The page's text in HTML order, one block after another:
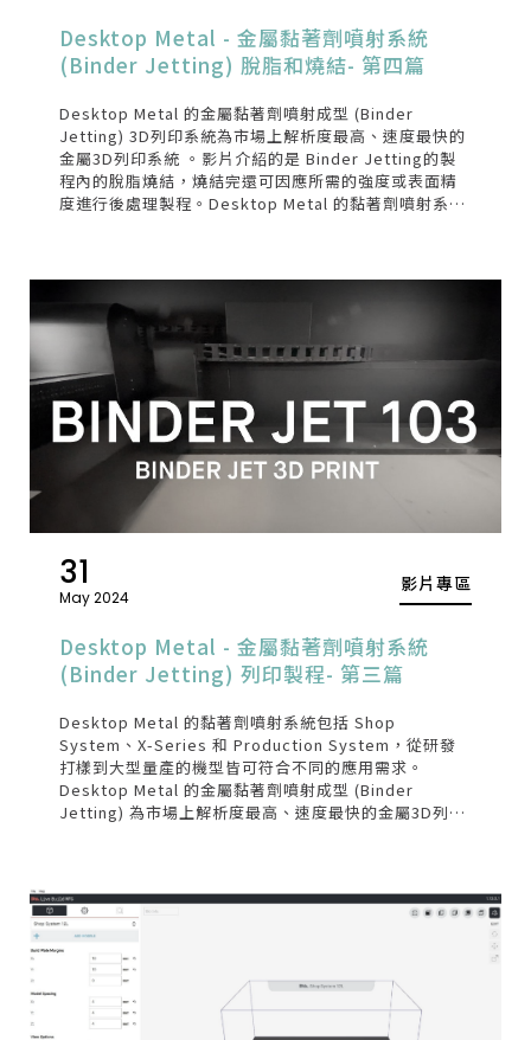
Desktop Metal - 金屬黏著劑噴射系統
(Binder Jetting) 脫脂和燒結- 第四篇
Desktop Metal 的金屬黏著劑噴射成型 (Binder
Jetting) 3D列印系統為市場上解析度最高、速度最快的
金屬3D列印系統 。影片介紹的是 Binder Jetting的製
程內的脫脂燒結，燒結完還可因應所需的強度或表面精
度進行後處理製程。Desktop Metal 的黏著劑噴射系統
31
May 2024
影片專區
Desktop Metal - 金屬黏著劑噴射系統
(Binder Jetting) 列印製程- 第三篇
Desktop Metal 的黏著劑噴射系統包括 Shop
System、X-Series 和 Production System，從研發
打樣到大型量產的機型皆可符合不同的應用需求。
Desktop Metal 的金屬黏著劑噴射成型 (Binder
Jetting) 為市場上解析度最高、速度最快的金屬3D列印